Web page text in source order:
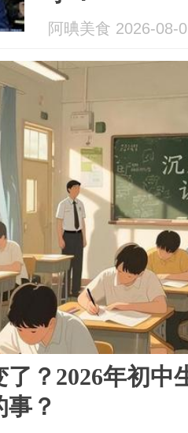
阿晪美食 2026-08-
？2026年初中
？